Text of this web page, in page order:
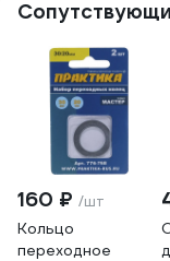
160 ₽ /шт
Кольцо
переходное